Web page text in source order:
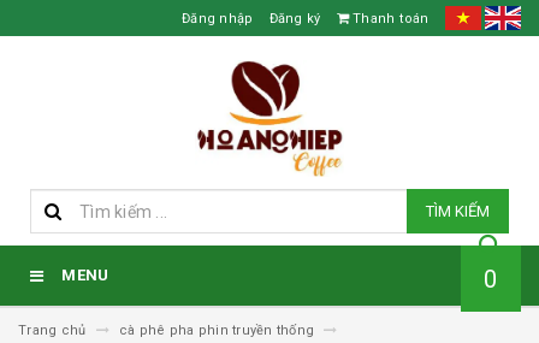
Đăng nhập Đăng ký Thanh toán
TÌM KIẾM
MENU 0
Trang chủ
cà phê pha phin truyền thống